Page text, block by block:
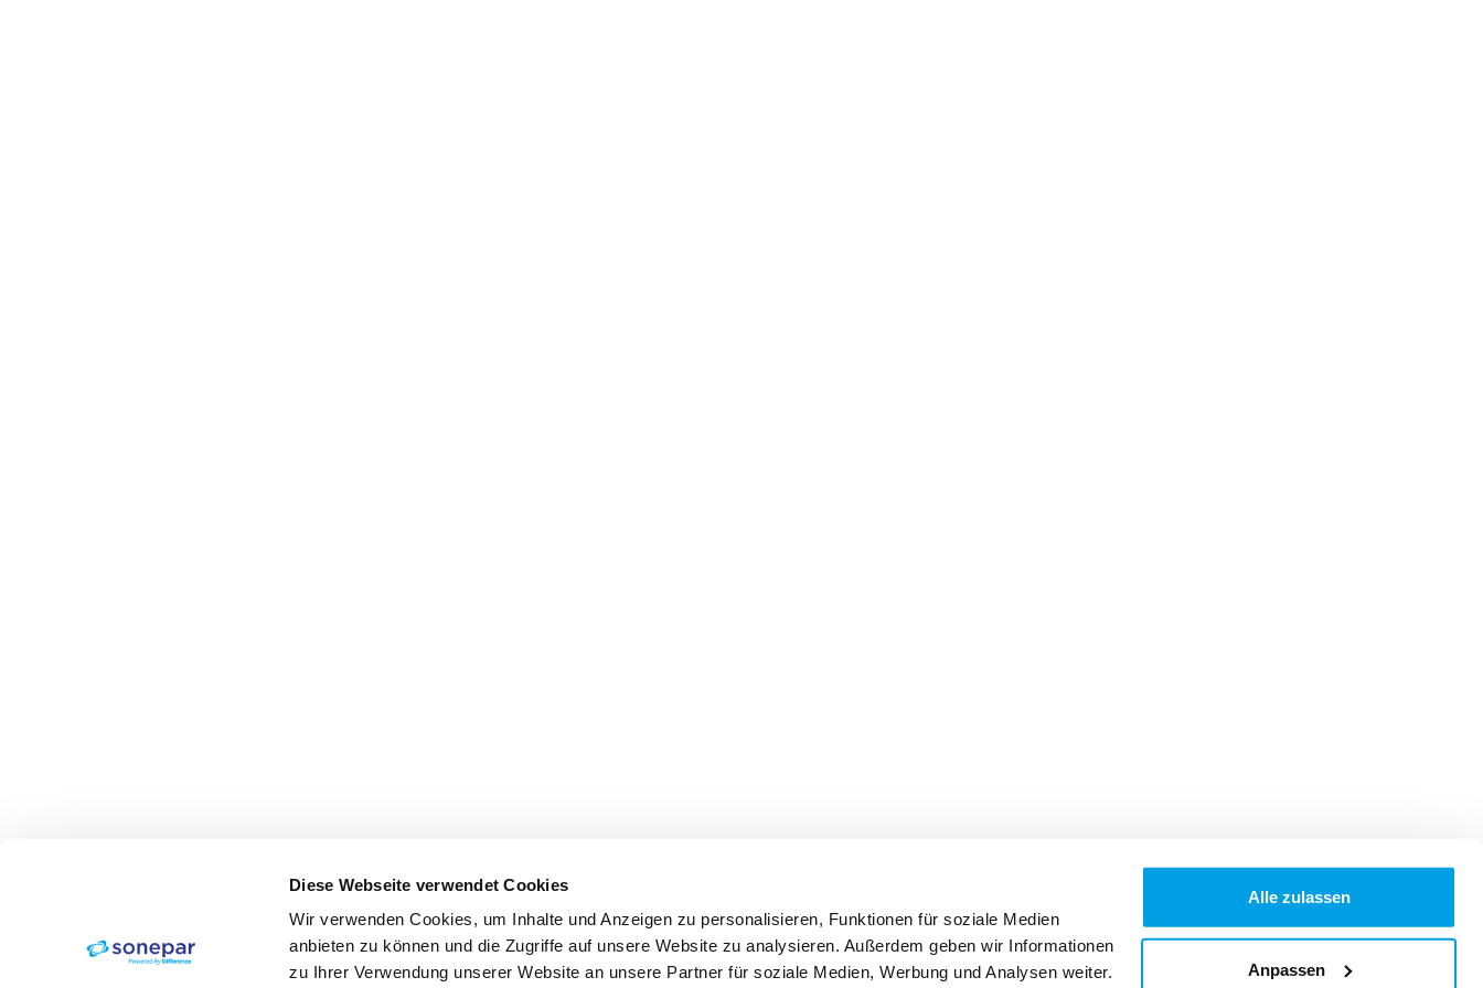
Diese Webseite verwendet Cookies
Wir verwenden Cookies, um Inhalte und Anzeigen zu personalisieren, Funktionen für soziale Medien
anbieten zu können und die Zugriffe auf unsere Website zu analysieren. Außerdem geben wir Informationen
zu Ihrer Verwendung unserer Website an unsere Partner für soziale Medien, Werbung und Analysen weiter.
Alle zulassen
Anpassen